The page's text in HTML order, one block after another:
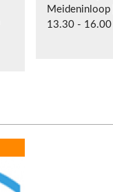
Meideninloop
13.30 - 16.00